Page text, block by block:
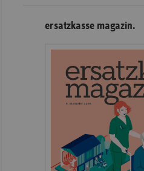
ersatzkasse magazin.